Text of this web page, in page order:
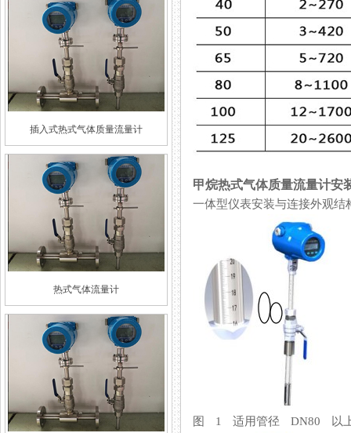
插入式热式气体质量流量计
热式气体流量计
甲烷热式气体质量流量计安
一体型仪表安装与连接外观结
图 1 适用管径 DN80 以上